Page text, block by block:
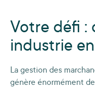
Votre défi :
industrie
La gestion des
génère énormément